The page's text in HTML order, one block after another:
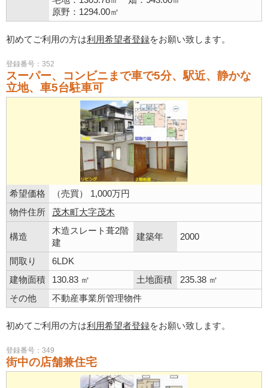
原野：1294.00㎡
初めてご利用の方は利用希望者登録をお願い致します。
登録番号：352
スーパー、コンビニまで車で5分、駅近、静かな
立地、車5台駐車可
希望価格
（売買） 1,000万円
物件住所
茂木町大字茂木
構造
木造スレート葺2階
建
建築年 2000
間取り
6LDK
建物面積
130.83 ㎡ 土地面積
235.38 ㎡
その他
不動産事業所管理物件
初めてご利用の方は利用希望者登録をお願い致します。
登録番号：349
街中の店舗兼住宅